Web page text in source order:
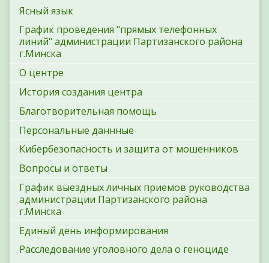
Ясный язык
График проведения "прямых телефонных
линий" администрации Партизанского района
г.Минска
О центре
История создания центра
Благотворительная помощь
Персональные даннные
Кибербезопасность и защита от мошенников
Вопросы и ответы
График выездных личных приемов руководства
администрации Партизанского района
г.Минска
Единый день информирования
Расследование уголовного дела о геноциде